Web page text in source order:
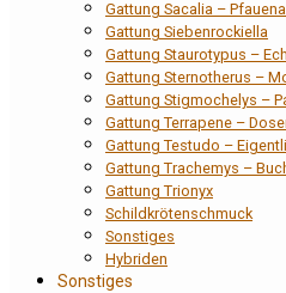
Gattung Sacalia –
Gattung Siebenrockiella
Gattung Staurotypus –
Gattung Sternotherus –
Gattung Stigmochelys –
Gattung Terrapene –
Gattung Testudo –
Gattung Trachemys –
Gattung Trionyx
Schildkrötenschmuck
Sonstiges
Hybriden
Sonstiges